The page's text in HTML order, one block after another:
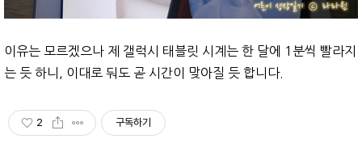
이유는 모르겠으나 제 갤럭시 태블릿 시계는 한 달에 1분씩 빨라지
는 듯 하니, 이대로 둬도 곧 시간이 맞아질 듯 합니다.
2 구독하기